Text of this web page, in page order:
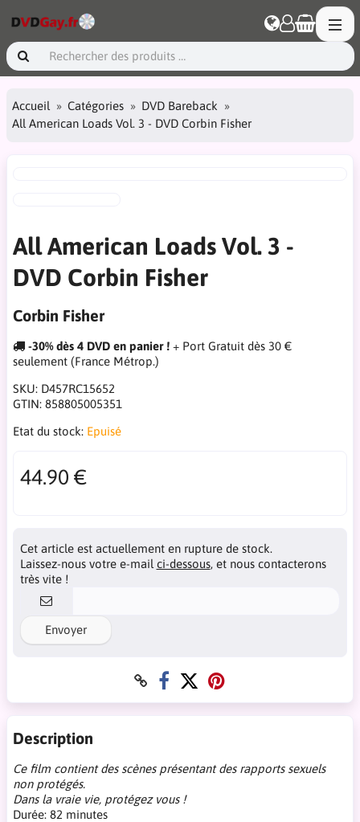
Accueil Catégories
DVD Bareback
All American Loads Vol. 3 - DVD Corbin Fisher
All American Loads Vol. 3 -
DVD Corbin Fisher
Corbin Fisher
-30% dès 4 DVD en panier ! + Port Gratuit dès 30 €
seulement (France Métrop.)
SKU: D457RC15652
GTIN: 858805005351
Etat du stock: Epuisé
44.90 €
Cet article est actuellement en rupture de stock.
Laissez-nous votre e-mail ci-dessous, et nous contacterons
très vite !
Envoyer
Description
Ce film contient des scènes présentant des rapports sexuels
non protégés.
Dans la vraie vie, protégez vous !
Durée: 82 minutes